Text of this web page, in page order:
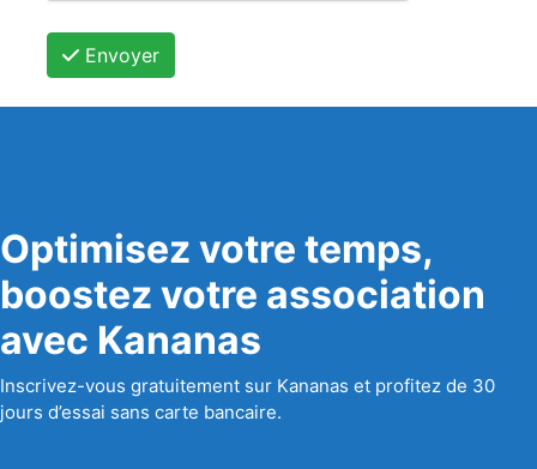
Envoyer
Optimisez votre temps,
boostez votre association
avec Kananas
Inscrivez-vous gratuitement sur Kananas et profitez de 30
jours d’essai sans carte bancaire.